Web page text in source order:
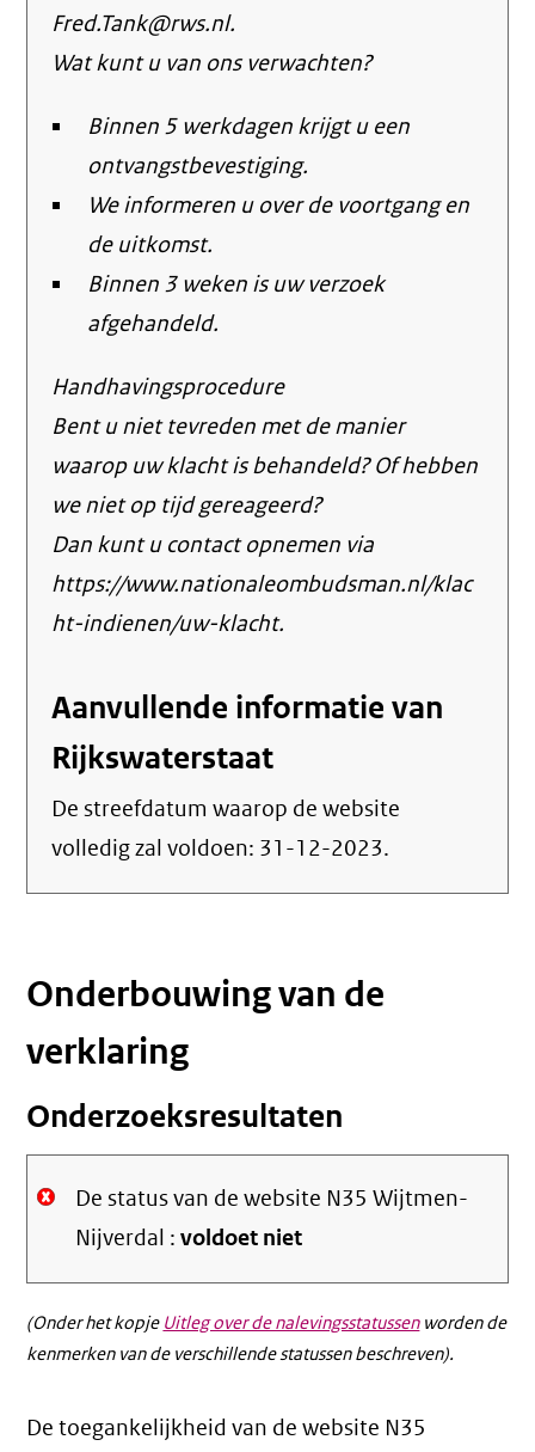
Fred.Tank@rws.nl.
Wat kunt u van ons verwachten?
Binnen 5 werkdagen krijgt u een
ontvangstbevestiging.
We informeren u over de voortgang en
de uitkomst.
Binnen 3 weken is uw verzoek
afgehandeld.
Handhavingsprocedure
Bent u niet tevreden met de manier
waarop uw klacht is behandeld? Of hebben
we niet op tijd gereageerd?
Dan kunt u contact opnemen via
https://www.nationaleombudsman.nl/klac
ht-indienen/uw-klacht.
Aanvullende informatie van
Rijkswaterstaat
De streefdatum waarop de website
volledig zal voldoen: 31-12-2023.
Onderbouwing van de
verklaring
Onderzoeksresultaten
De status van de website N35 Wijtmen-
Nijverdal :voldoet niet
(Onder het kopje Uitleg over de nalevingsstatussenworden de
kenmerken van de verschillende statussen beschreven).
De toegankelijkheid van de website N35